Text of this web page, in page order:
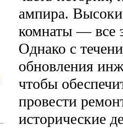
ампира.
комнаты — все
Однако с
обновления
чтобы
провести
исторические